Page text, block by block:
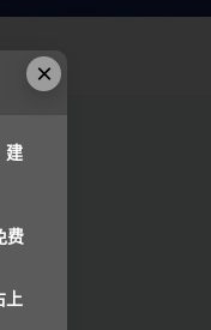
×
建
费
上